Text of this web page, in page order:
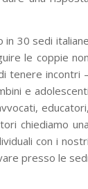
in 30 sedi italiane
le coppie non
tenere incontri –
e adolescenti
educatori,
chiediamo una
con i nostri
presso le sedi